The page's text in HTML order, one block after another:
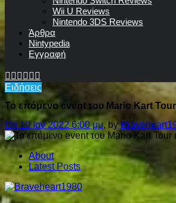
Wii U Reviews
Nintendo 3DS Reviews
Άρθρα
Nintypedia
Εγγραφή
Ειδήσεις
Το επόμενο event του Mario Kart
On 10 Ιαν 2022 6:00 μμ, by
About
Latest Posts